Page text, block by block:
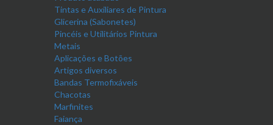
Tintas e Auxiliares de Pintura
Glicerina (Sabonetes)
Pincéis e Utilitários Pintura
Metais
Aplicações e Botões
Artigos diversos
Bandas Termofixáveis
Chacotas
Marfinites
Faiança